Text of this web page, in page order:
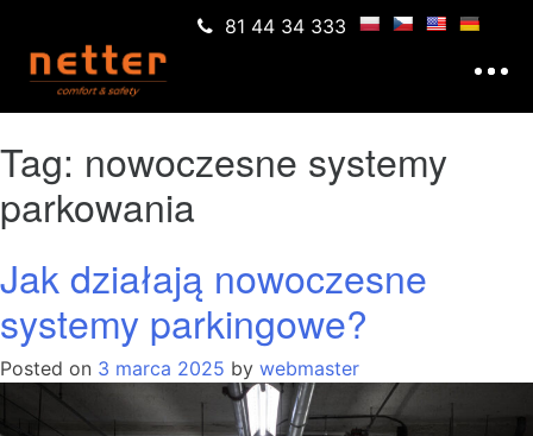
81 44 34 333
Tag: nowoczesne systemy
parkowania
Jak działają nowoczesne
systemy parkingowe?
Posted on 3 marca 2025 by webmaster